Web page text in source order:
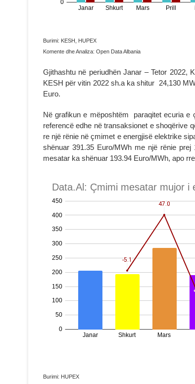
Burimi: KESH, HUPEX
Komente dhe Analiza: Open Data Albania
Gjithashtu në periudhën Janar – Tetor 2022,
KESH për vitin 2022 sh.a ka shitur 24,130
Euro.
Në grafikun e mëposhtëm paraqitet ecuria
referencë edhe në transaksionet e shoqërive
re një rënie në çmimet e energjisë elektrike
shënuar 391.35 Euro/MWh me një rënie
mesatar ka shënuar 193.94 Euro/MWh, apo
Burimi: HUPEX